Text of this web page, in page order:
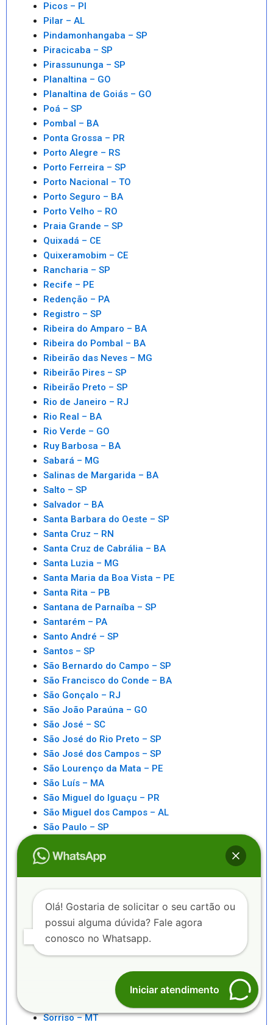
Picos – PI
Pilar – AL
Pindamonhangaba – SP
Piracicaba – SP
Pirassununga – SP
Planaltina – GO
Planaltina de Goiás – GO
Poá – SP
Pombal – BA
Ponta Grossa – PR
Porto Alegre – RS
Porto Ferreira – SP
Porto Nacional – TO
Porto Seguro – BA
Porto Velho – RO
Praia Grande – SP
Quixadá – CE
Quixeramobim – CE
Rancharia – SP
Recife – PE
Redenção – PA
Registro – SP
Ribeira do Amparo – BA
Ribeira do Pombal – BA
Ribeirão das Neves – MG
Ribeirão Pires – SP
Ribeirão Preto – SP
Rio de Janeiro – RJ
Rio Real – BA
Rio Verde – GO
Ruy Barbosa – BA
Sabará – MG
Salinas de Margarida – BA
Salto – SP
Salvador – BA
Santa Barbara do Oeste – SP
Santa Cruz – RN
Santa Cruz de Cabrália – BA
Santa Luzia – MG
Santa Maria da Boa Vista – PE
Santa Rita – PB
Santana de Parnaíba – SP
Santarém – PA
Santo André – SP
Santos – SP
São Bernardo do Campo – SP
São Francisco do Conde – BA
São Gonçalo – RJ
São João Paraúna – GO
São José – SC
São José do Rio Preto – SP
São José dos Campos – SP
São Lourenço da Mata – PE
São Luís – MA
São Miguel do Iguaçu – PR
São Miguel dos Campos – AL
São Paulo – SP
São Sebastiao – SP
Senhor do Bonfim – BA
Serra – ES
Serrinha – BA
Sete Lagoas – MG
Sorriso – MT
Olá! Gostaria de solicitar o seu cartão ou
possui alguma dúvida? Fale agora
conosco no Whatsapp.
Iniciar atendimento